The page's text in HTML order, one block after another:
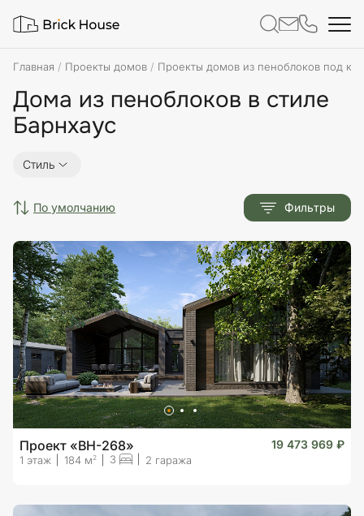
Главная Проекты домов Проекты домов из пеноблоков под
Дома из пеноблоков в стиле
Барнхаус
Стиль
по умолчанию Фильтры
Проект «BH-268» 19 473 969 ₽
1 этаж 184 м2 3 2 гаража